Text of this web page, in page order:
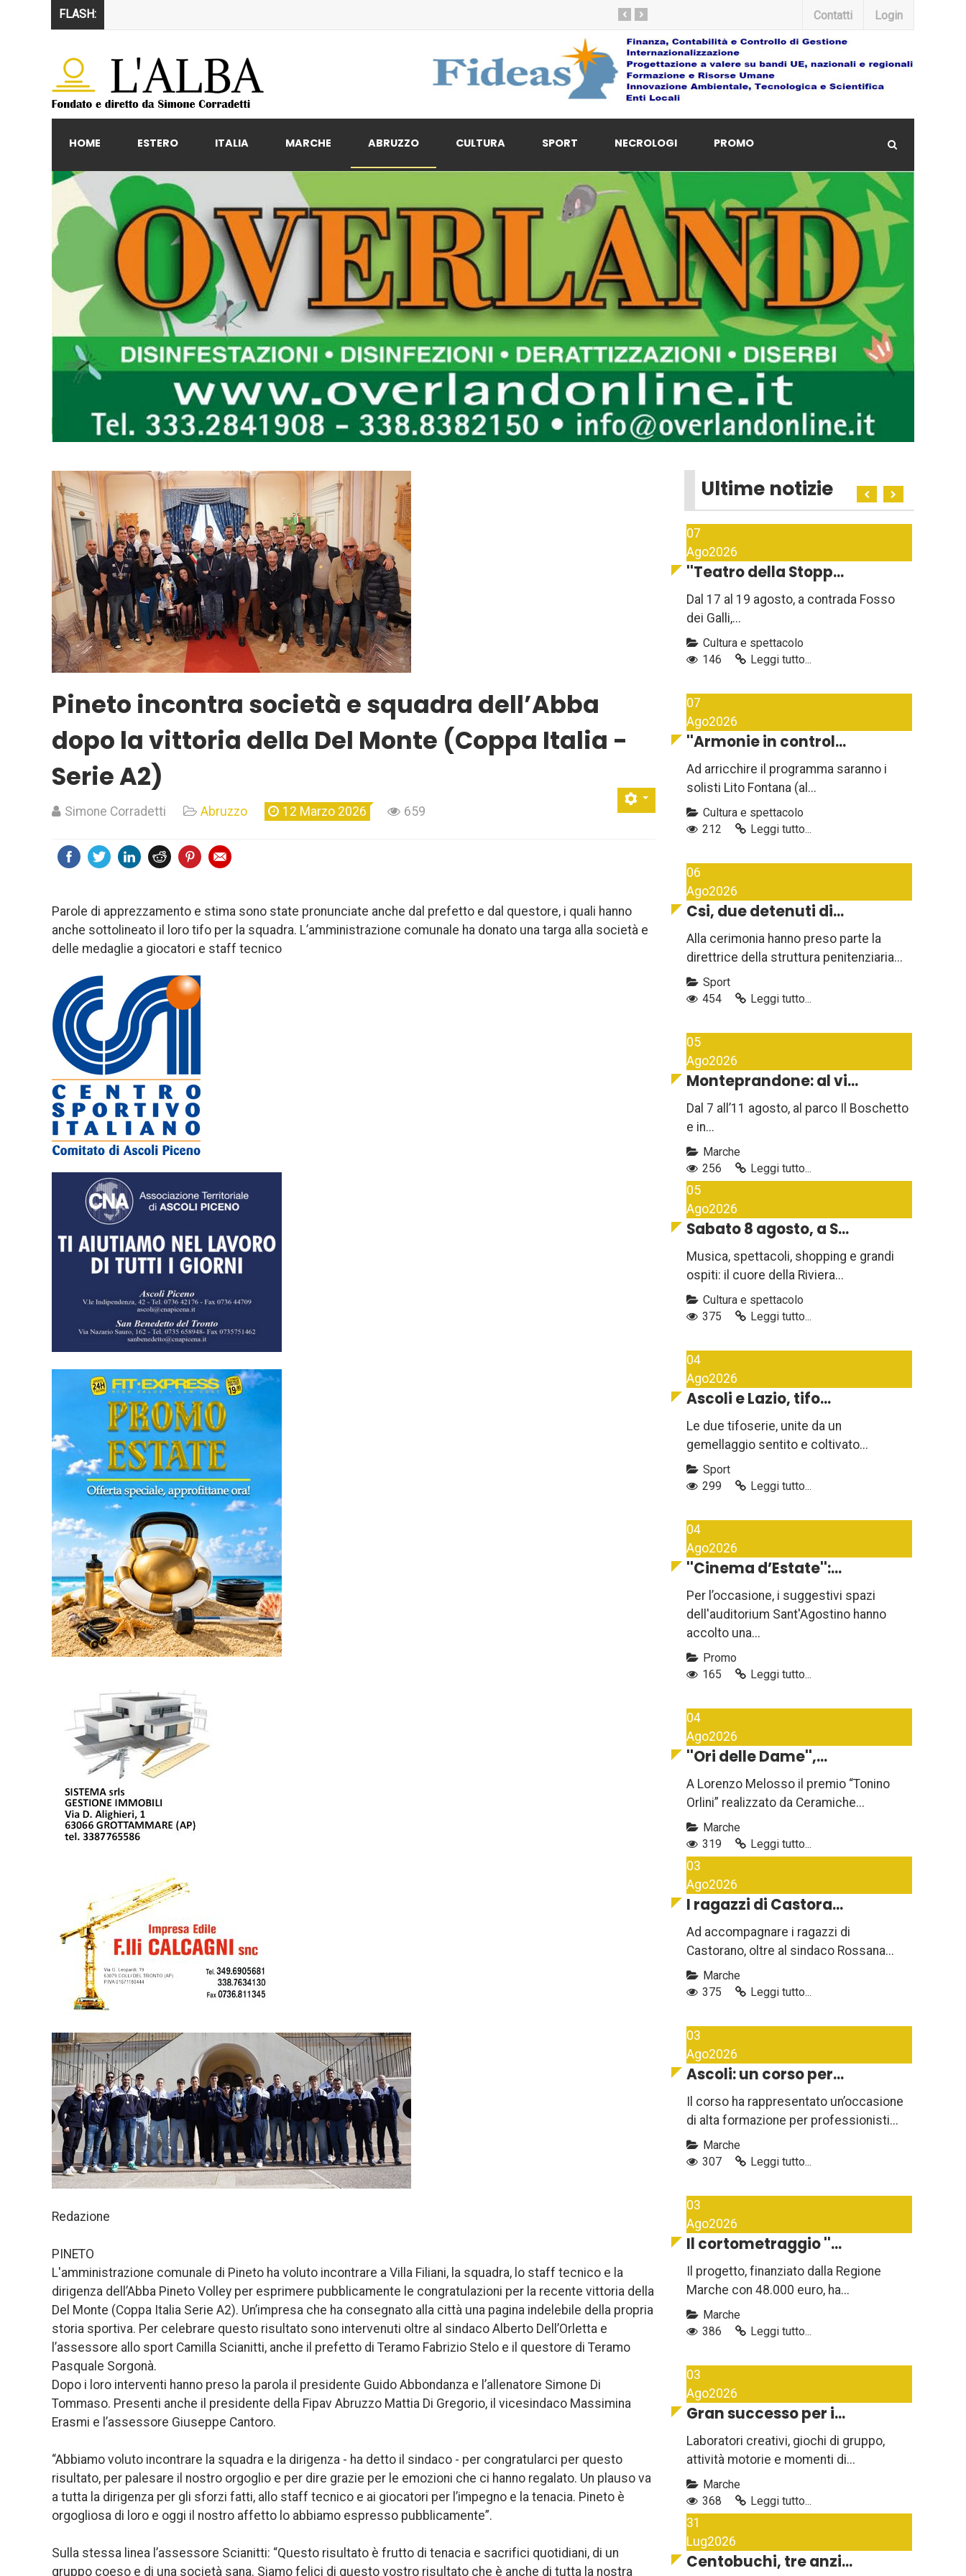
FLASH: ›
‹ Contatti Login
HOME ESTERO ITALIA MARCHE ABRUZZO CULTURA SPORT NECROLOGI PROMO
Pineto incontra società e squadra dell’Abba
dopo la vittoria della Del Monte (Coppa Italia -
Serie A2)
Simone Corradetti Abruzzo 12 Marzo 2026 659
Parole di apprezzamento e stima sono state pronunciate anche dal prefetto e dal questore, i quali hanno
anche sottolineato il loro tifo per la squadra. L’amministrazione comunale ha donato una targa alla società e
delle medaglie a giocatori e staff tecnico
Redazione
PINETO
L'amministrazione comunale di Pineto ha voluto incontrare a Villa Filiani, la squadra, lo staff tecnico e la
dirigenza dell’Abba Pineto Volley per esprimere pubblicamente le congratulazioni per la recente vittoria della
Del Monte (Coppa Italia Serie A2). Un’impresa che ha consegnato alla città una pagina indelebile della propria
storia sportiva. Per celebrare questo risultato sono intervenuti oltre al sindaco Alberto Dell’Orletta e
l’assessore allo sport Camilla Scianitti, anche il prefetto di Teramo Fabrizio Stelo e il questore di Teramo
Pasquale Sorgonà.
Dopo i loro interventi hanno preso la parola il presidente Guido Abbondanza e l’allenatore Simone Di
Tommaso. Presenti anche il presidente della Fipav Abruzzo Mattia Di Gregorio, il vicesindaco Massimina
Erasmi e l’assessore Giuseppe Cantoro.
“Abbiamo voluto incontrare la squadra e la dirigenza - ha detto il sindaco - per congratularci per questo
risultato, per palesare il nostro orgoglio e per dire grazie per le emozioni che ci hanno regalato. Un plauso va
a tutta la dirigenza per gli sforzi fatti, allo staff tecnico e ai giocatori per l’impegno e la tenacia. Pineto è
orgogliosa di loro e oggi il nostro affetto lo abbiamo espresso pubblicamente”.
Sulla stessa linea l’assessore Scianitti: “Questo risultato è frutto di tenacia e sacrifici quotidiani, di un
gruppo coeso e di una società sana. Siamo felici di questo vostro risultato che è anche di tutta la nostra
Ultime notizie
07
Ago2026
''Teatro della Stopp...
Dal 17 al 19 agosto, a contrada Fosso
dei Galli,...
Cultura e spettacolo
146
Leggi tutto...
07
Ago2026
''Armonie in control...
Ad arricchire il programma saranno i
solisti Lito Fontana (al...
Cultura e spettacolo
212
Leggi tutto...
06
Ago2026
Csi, due detenuti di...
Alla cerimonia hanno preso parte la
direttrice della struttura penitenziaria...
Sport
454
Leggi tutto...
05
Ago2026
Monteprandone: al vi...
Dal 7 all’11 agosto, al parco Il Boschetto
e in...
Marche
256
Leggi tutto...
05
Ago2026
Sabato 8 agosto, a S...
Musica, spettacoli, shopping e grandi
ospiti: il cuore della Riviera...
Cultura e spettacolo
375
Leggi tutto...
04
Ago2026
Ascoli e Lazio, tifo...
Le due tifoserie, unite da un
gemellaggio sentito e coltivato...
Sport
299
Leggi tutto...
04
Ago2026
''Cinema d’Estate'':...
Per l’occasione, i suggestivi spazi
dell'auditorium Sant'Agostino hanno
accolto una...
Promo
165
Leggi tutto...
04
Ago2026
''Ori delle Dame'',...
A Lorenzo Melosso il premio “Tonino
Orlini” realizzato da Ceramiche...
Marche
319
Leggi tutto...
03
Ago2026
I ragazzi di Castora...
Ad accompagnare i ragazzi di
Castorano, oltre al sindaco Rossana...
Marche
375
Leggi tutto...
03
Ago2026
Ascoli: un corso per...
Il corso ha rappresentato un’occasione
di alta formazione per professionisti...
Marche
307
Leggi tutto...
03
Ago2026
Il cortometraggio ''...
Il progetto, finanziato dalla Regione
Marche con 48.000 euro, ha...
Marche
386
Leggi tutto...
03
Ago2026
Gran successo per i...
Laboratori creativi, giochi di gruppo,
attività motorie e momenti di...
Marche
368
Leggi tutto...
31
Lug2026
Centobuchi, tre anzi...